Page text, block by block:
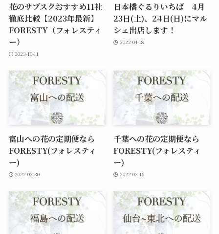
花のサブスクおすすめ11社
徹底比較【2023年最新】
FORESTY（フォレスティ
ー）
2023-10-11
日本橋ぐるりいちば 4月
23日(土)、24日(日)にマル
シェ出店します！
2022-04-18
富山への花の定期便なら
FORESTY(フォレスティ
ー)
2022-03-30
千葉への花の定期便なら
FORESTY(フォレスティ
ー)
2022-03-16